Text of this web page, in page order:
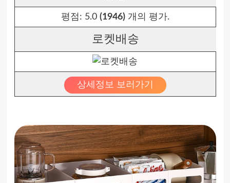
평점: 5.0 (1946)개의 평가.
로켓배송
상세정보 보러가기